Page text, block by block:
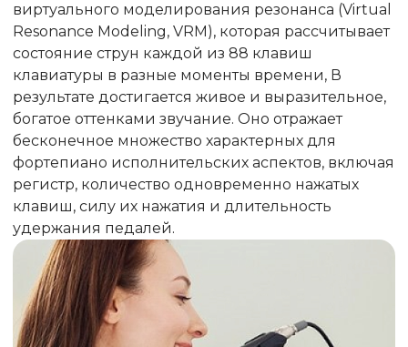
виртуального моделирования резонанса (Virtual
Resonance Modeling, VRM), которая рассчитывает
состояние струн каждой из 88 клавиш
клавиатуры в разные моменты времени, В
результате достигается живое и выразительное,
богатое оттенками звучание. Оно отражает
бесконечное множество характерных для
фортепиано исполнительских аспектов, включая
регистр, количество одновременно нажатых
клавиш, силу их нажатия и длительность
удержания педалей.